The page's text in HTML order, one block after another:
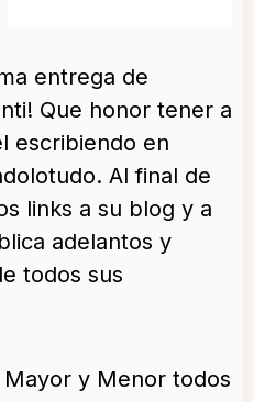
entrega de
Que honor tener a
escribiendo en
Al final de
links a su blog y a
adelantos y
todos sus
y Menor todos